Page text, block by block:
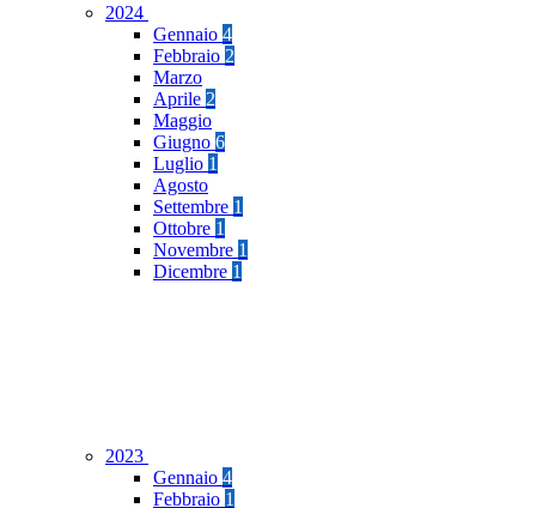
2024
Gennaio 4
Febbraio 2
Marzo
Aprile 2
Maggio
Giugno 6
Luglio 1
Agosto
Settembre 1
Ottobre 1
Novembre 1
Dicembre 1
2023
Gennaio 4
Febbraio 1